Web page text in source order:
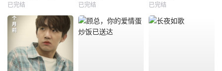
已完结 已完结 已完结